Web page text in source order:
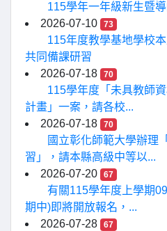
115學年一年級新生暨
2026-07-10
73
115年度教學基地學校
共同備課研習
2026-07-18
70
115學年度「未具教師
計畫」一案，請各校...
2026-07-18
70
國立彰化師範大學辦理
習」，請本縣高級中等以...
2026-07-20
67
有關115學年度上學期
期中)即將開放報名，...
2026-07-28
67